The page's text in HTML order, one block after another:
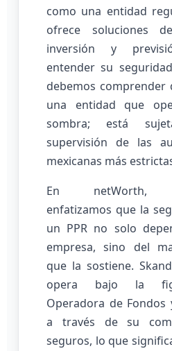
como una entidad
ofrece soluciones
inversión y
entender su
debemos comprender
una entidad que
sombra; está
supervisión de las
mexicanas más
En netWorth,
enfatizamos que la
un PPR no solo
empresa, sino del
que la sostiene.
opera bajo la
Operadora de Fondos
a través de su
seguros, lo que